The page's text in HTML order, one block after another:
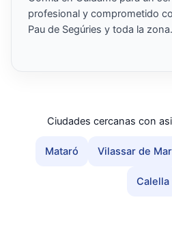
profesional y comprometido
Pau de Segúries y toda la zona.
Ciudades cercanas con
Mataró Vilassar de Mar
Calella